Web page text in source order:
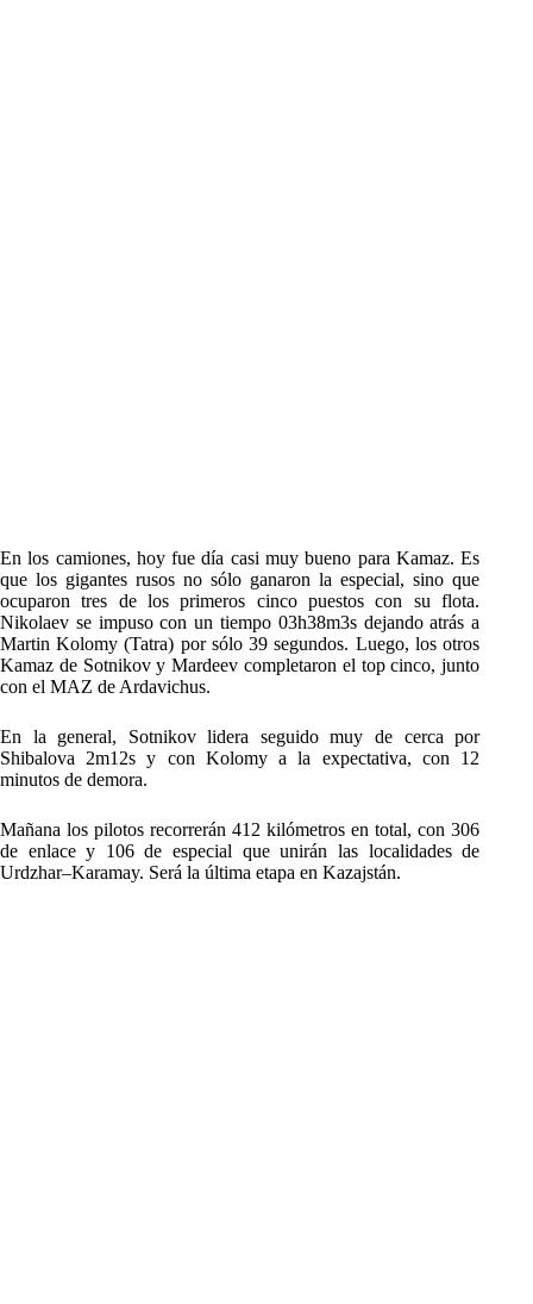
En los camiones, hoy fue día casi muy bueno para Kamaz. Es
que los gigantes rusos no sólo ganaron la especial, sino que
ocuparon tres de los primeros cinco puestos con su flota.
Nikolaev se impuso con un tiempo 03h38m3s dejando atrás a
Martin Kolomy (Tatra) por sólo 39 segundos. Luego, los otros
Kamaz de Sotnikov y Mardeev completaron el top cinco, junto
con el MAZ de Ardavichus.
En la general, Sotnikov lidera seguido muy de cerca por
Shibalova 2m12s y con Kolomy a la expectativa, con 12
minutos de demora.
Mañana los pilotos recorrerán 412 kilómetros en total, con 306
de enlace y 106 de especial que unirán las localidades de
Urdzhar–Karamay. Será la última etapa en Kazajstán.